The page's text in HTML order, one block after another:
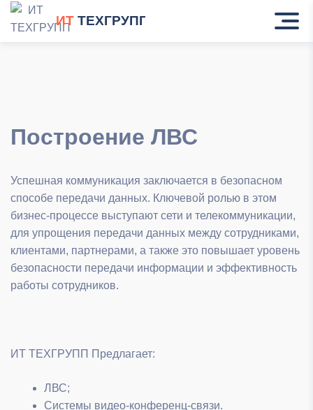
ИТ ТЕХГРУПП
Построение ЛВС
Успешная коммуникация заключается в безопасном
способе передачи данных. Ключевой ролью в этом
бизнес-процессе выступают сети и телекоммуникации,
для упрощения передачи данных между сотрудниками,
клиентами, партнерами, а также это повышает уровень
безопасности передачи информации и эффективность
работы сотрудников.
ИТ ТЕХГРУПП Предлагает:
ЛВС;
Системы видео-конференц-связи.